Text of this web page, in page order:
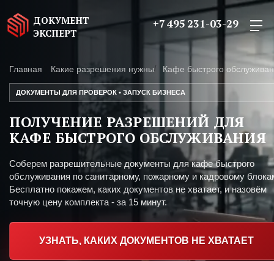
ДОКУМЕНТ
ЭКСПЕРТ
+7 495 231-03-29
Главная Какие разрешения нужны Кафе быстрого
ДОКУМЕНТЫ ДЛЯ ПРОВЕРОК • ЗАПУСК БИЗНЕСА
ПОЛУЧЕНИЕ РАЗРЕШЕНИЙ ДЛЯ
КАФЕ БЫСТРОГО ОБСЛУЖИВАНИЯ
Соберем разрешительные документы для кафе быстрого
обслуживания по санитарному, пожарному и кадровому
Бесплатно покажем, каких документов не хватает, и назовём
точную цену комплекта - за 15 минут.
УЗНАТЬ, КАКИХ ДОКУМЕНТОВ НЕ ХВАТАЕТ